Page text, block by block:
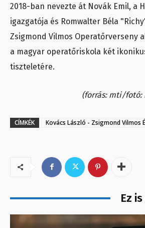
2018-ban nevezte át Novák Emil, a
igazgatója és Romwalter Béla
Zsigmond Vilmos Operatőrverseny
a magyar operatőriskola két
tiszteletére.
(forrás: mti/fotó:
CÍMKÉK Kovács László - Zsigmond Vilmos
Ez